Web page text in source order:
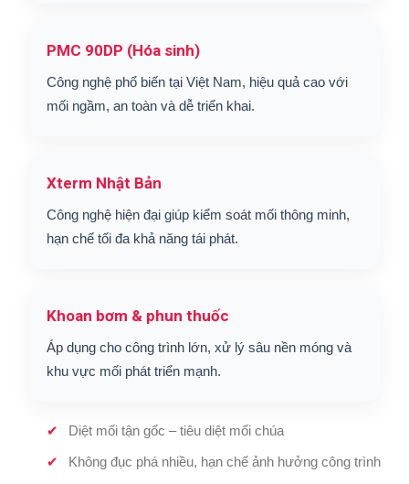
PMC 90DP (Hóa sinh)
Công nghệ phổ biến tại Việt Nam, hiệu quả cao với
mối ngầm, an toàn và dễ triển khai.
Xterm Nhật Bản
Công nghệ hiện đại giúp kiểm soát mối thông minh,
hạn chế tối đa khả năng tái phát.
Khoan bơm & phun thuốc
Áp dụng cho công trình lớn, xử lý sâu nền móng và
khu vực mối phát triển mạnh.
Diệt mối tận gốc – tiêu diệt mối chúa
Không đục phá nhiều, hạn chế ảnh hưởng công trình